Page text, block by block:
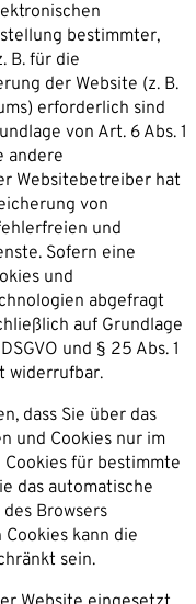
bestimmter,
B. für die
der Website (z. B.
erforderlich sind
von Art. 6 Abs. 1
andere
Websitebetreiber hat
von
und
Sofern eine
und
abgefragt
auf Grundlage
und § 25 Abs. 1
widerrufbar.
dass Sie über das
und Cookies nur im
für bestimmte
das automatische
Browsers
kann die
sein.